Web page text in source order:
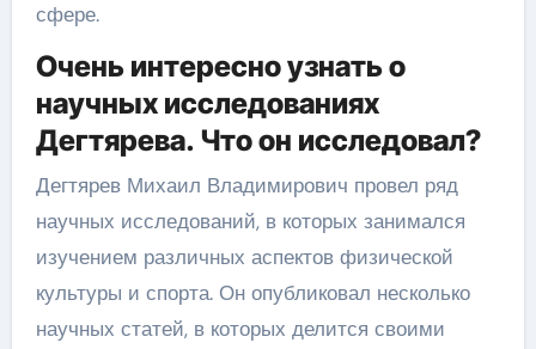
сфере.
Очень интересно узнать о
научных исследованиях
Дегтярева. Что он исследовал?
Дегтярев Михаил Владимирович провел ряд
научных исследований, в которых занимался
изучением различных аспектов физической
культуры и спорта. Он опубликовал несколько
научных статей, в которых делится своими